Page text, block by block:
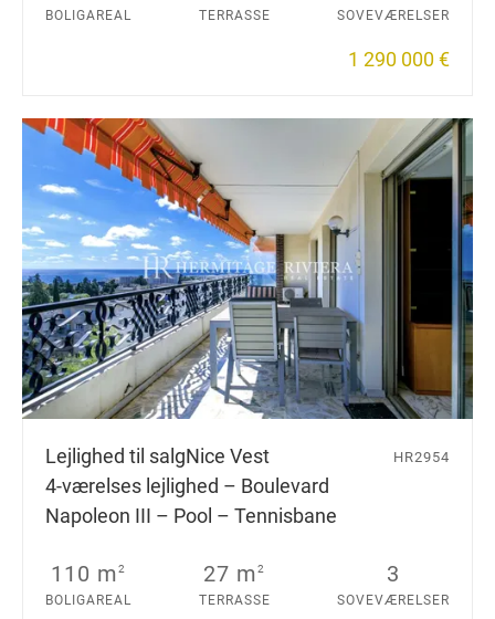
BOLIGAREAL TERRASSE SOVEVÆRELSER
1 290 000 €
Lejlighed til salgNice Vest
4-værelses lejlighed – Boulevard
Napoleon III – Pool – Tennisbane
HR2954
110 m2
BOLIGAREAL
27 m2
TERRASSE
3
SOVEVÆRELSER